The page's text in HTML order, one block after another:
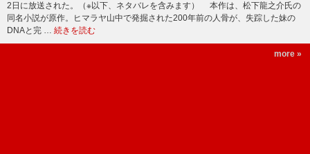
2日に放送された。（※以下、ネタバレを含みます） 本作は、松下龍之介氏の
同名小説が原作。ヒマラヤ山中で発掘された200年前の人骨が、失踪した妹の
DNAと完 … 続きを読む
more »